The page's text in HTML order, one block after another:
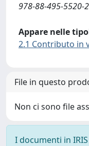
978-88-495-5520-2
Appare nelle
2.1 Contributo in
File in questo
Non ci sono file
I documenti in